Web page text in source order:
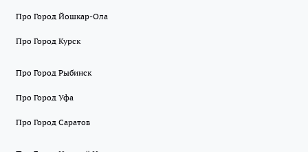
Про Город Йошкар-Ола
Про Город Курск
Про Город Рыбинск
Про Город Уфа
Про Город Саратов